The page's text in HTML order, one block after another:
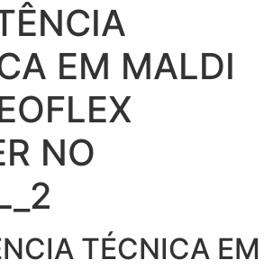
EM MALDI
NO
TÉCNICA EM